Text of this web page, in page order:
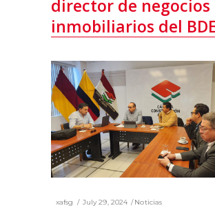
director de negocios
inmobiliarios del
xafsg July 29, 2024
Noticias